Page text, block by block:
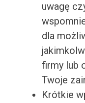
uwagę
dla
firmy lub
Twoje
Krótkie